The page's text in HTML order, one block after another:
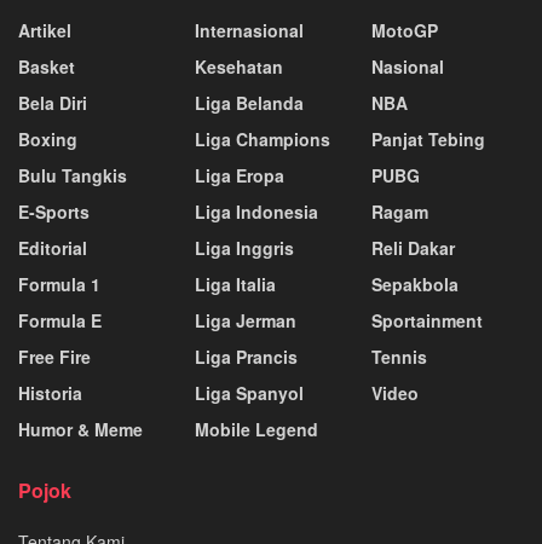
Artikel
Basket
Bela Diri
Boxing
Bulu Tangkis
E-Sports
Editorial
Formula 1
Formula E
Free Fire
Historia
Humor & Meme
Internasional
Kesehatan
Liga Belanda
Liga Champions
Liga Eropa
Liga Indonesia
Liga Inggris
Liga Italia
Liga Jerman
Liga Prancis
Liga Spanyol
Mobile Legend
MotoGP
Nasional
NBA
Panjat Tebing
PUBG
Ragam
Reli Dakar
Sepakbola
Sportainment
Tennis
Video
Pojok